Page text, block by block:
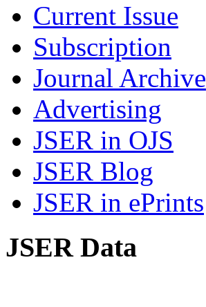
Current Issue
Subscription
Journal Archive
Advertising
JSER in OJS
JSER Blog
JSER in ePrints
JSER Data